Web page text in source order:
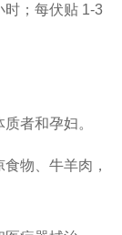
时；每伏贴 1-3
者和孕妇。
物、牛羊肉，